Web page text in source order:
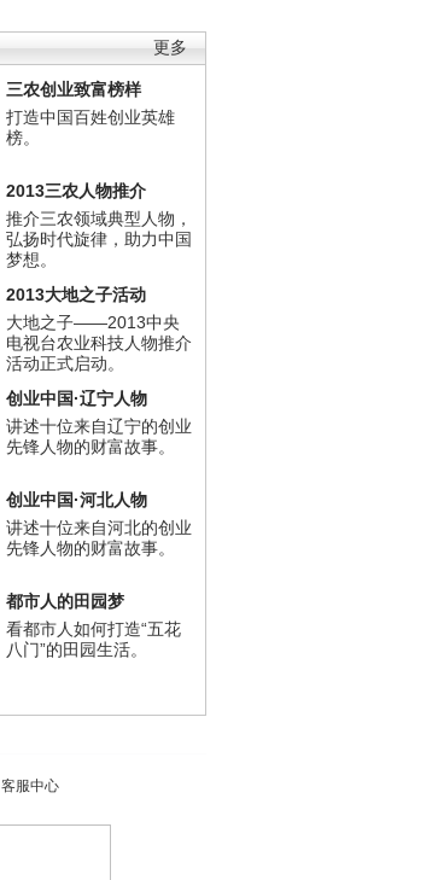
更多
三农创业致富榜样
打造中国百姓创业英雄
榜。
2013三农人物推介
推介三农领域典型人物，
弘扬时代旋律，助力中国
梦想。
2013大地之子活动
大地之子——2013中央
电视台农业科技人物推介
活动正式启动。
创业中国·辽宁人物
讲述十位来自辽宁的创业
先锋人物的财富故事。
创业中国·河北人物
讲述十位来自河北的创业
先锋人物的财富故事。
都市人的田园梦
看都市人如何打造“五花
八门”的田园生活。
客服中心